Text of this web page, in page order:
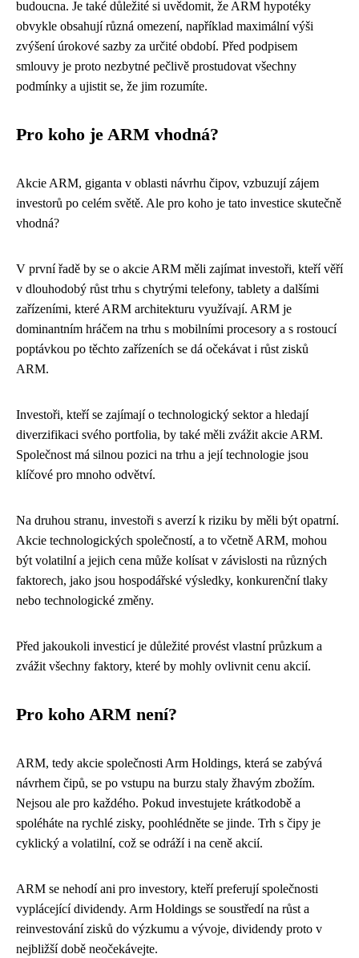
budoucna. Je také důležité si uvědomit, že ARM hypotéky
obvykle obsahují různá omezení, například maximální výši
zvýšení úrokové sazby za určité období. Před podpisem
smlouvy je proto nezbytné pečlivě prostudovat všechny
podmínky a ujistit se, že jim rozumíte.
Pro koho je ARM vhodná?
Akcie ARM, giganta v oblasti návrhu čipov, vzbuzují zájem
investorů po celém světě. Ale pro koho je tato investice skutečně
vhodná?
V první řadě by se o akcie ARM měli zajímat investoři, kteří věří
v dlouhodobý růst trhu s chytrými telefony, tablety a dalšími
zařízeními, které ARM architekturu využívají. ARM je
dominantním hráčem na trhu s mobilními procesory a s rostoucí
poptávkou po těchto zařízeních se dá očekávat i růst zisků
ARM.
Investoři, kteří se zajímají o technologický sektor a hledají
diverzifikaci svého portfolia, by také měli zvážit akcie ARM.
Společnost má silnou pozici na trhu a její technologie jsou
klíčové pro mnoho odvětví.
Na druhou stranu, investoři s averzí k riziku by měli být opatrní.
Akcie technologických společností, a to včetně ARM, mohou
být volatilní a jejich cena může kolísat v závislosti na různých
faktorech, jako jsou hospodářské výsledky, konkurenční tlaky
nebo technologické změny.
Před jakoukoli investicí je důležité provést vlastní průzkum a
zvážit všechny faktory, které by mohly ovlivnit cenu akcií.
Pro koho ARM není?
ARM, tedy akcie společnosti Arm Holdings, která se zabývá
návrhem čipů, se po vstupu na burzu staly žhavým zbožím.
Nejsou ale pro každého. Pokud investujete krátkodobě a
spoléháte na rychlé zisky, poohlédněte se jinde. Trh s čipy je
cyklický a volatilní, což se odráží i na ceně akcií.
ARM se nehodí ani pro investory, kteří preferují společnosti
vyplácející dividendy. Arm Holdings se soustředí na růst a
reinvestování zisků do výzkumu a vývoje, dividendy proto v
nejbližší době neočekávejte.